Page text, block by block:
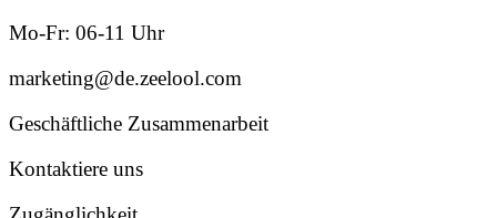
Mo-Fr: 06-11 Uhr
marketing@de.zeelool.com
Geschäftliche Zusammenarbeit
Kontaktiere uns